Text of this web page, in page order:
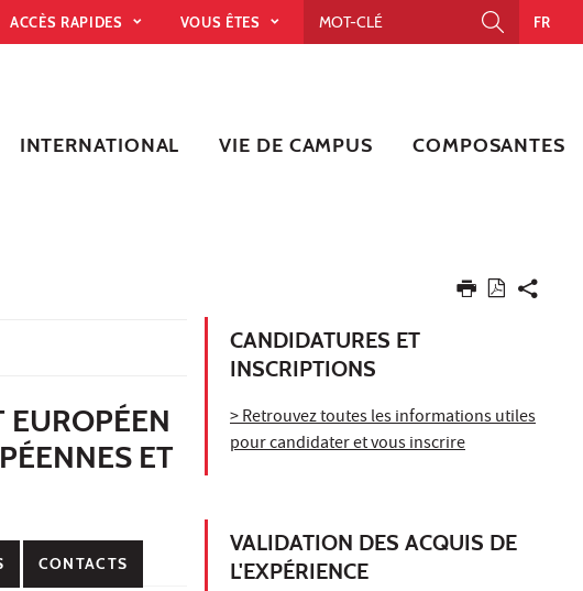
ACCÈS RAPIDES VOUS ÊTES FR
INTERNATIONAL VIE DE CAMPUS COMPOSANTES
ET
CONTACTS
CANDIDATURES ET
INSCRIPTIONS
> Retrouvez toutes les informations utiles
pour candidater et vous inscrire
VALIDATION DES ACQUIS DE
L'EXPÉRIENCE